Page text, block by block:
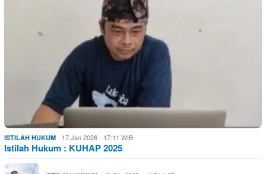
ISTILAH HUKUM 17 Jan 2026 - 17:11 WIB
Istilah Hukum : KUHAP 2025